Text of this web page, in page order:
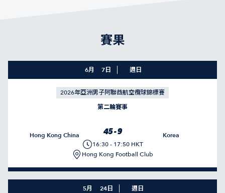
賽果
6月 7日 週日
2026年亞洲男子阿聯酋航空欖球錦標賽
第二輪賽事
Hong Kong China 45 - 9
Korea
16:30 - 17:50 HKT
Hong Kong Football Club
5月 24日 週日